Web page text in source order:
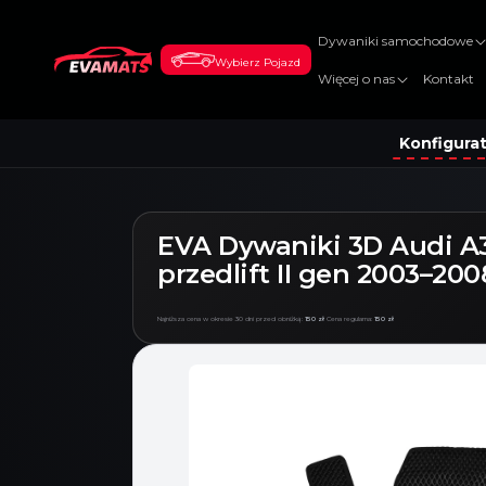
Wybierz Pojazd
Dywaniki samochodowe
Więcej o nas Kontakt
EVA Dywaniki 3D Audi
przedlift II gen
Najniższa cena w okresie 30 dni przed obniżką: 150 zł Cena regularna: 150 zł